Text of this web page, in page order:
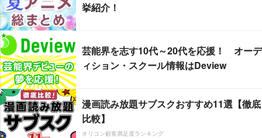
挙紹介！
芸能界を志す10代～20代を応援！ オーデ
ィション・スクール情報はDeview
漫画読み放題サブスクおすすめ11選【徹底
比較】
オリコン顧客満足度ランキング